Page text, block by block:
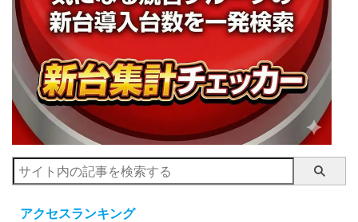
アクセスランキング